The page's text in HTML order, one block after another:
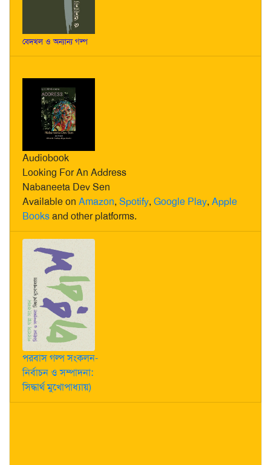
বেদখল ও অন্যান্য গল্প
Audiobook
Looking For An Address
Nabaneeta Dev Sen
Available on Amazon, Spotify, Google Play, Apple
Booksand other platforms.
পরবাস গল্প সংকলন-
নির্বাচন ও সম্পাদনা:
সিদ্ধার্থ মুখোপাধ্যায়)